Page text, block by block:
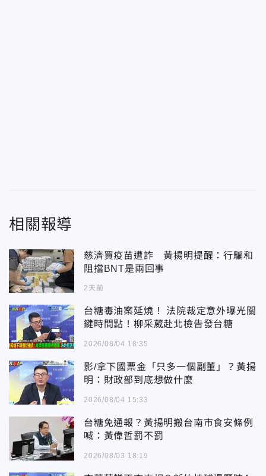
相關報導
慈濟買疫苗遭詐 黃揚明提醒：行騙和
阻擋BNT是兩回事
2天前
台糖毒油案延燒！ 法院裁定意外曝光關
鍵時間點！柳采葳赴北檢告發台糖
2026/08/04 18:35
影/拿下國票金「只多一個副董」？黃揚
明：財政部到底想做什麼
2026/08/04 15:33
台糖免通報？黃揚明搬台南市食安條例
喊：黃偉哲罰不罰
2026/08/03 18:19